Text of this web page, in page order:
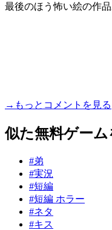
最後のほう怖い絵の作
→もっとコメントを見る
似た無料ゲーム
#弟
#実況
#短編
#短編 ホラー
#ネタ
#キス